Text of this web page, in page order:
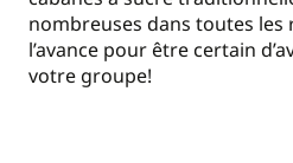
nombreuses dans toutes les
l’avance pour être certain
votre groupe!